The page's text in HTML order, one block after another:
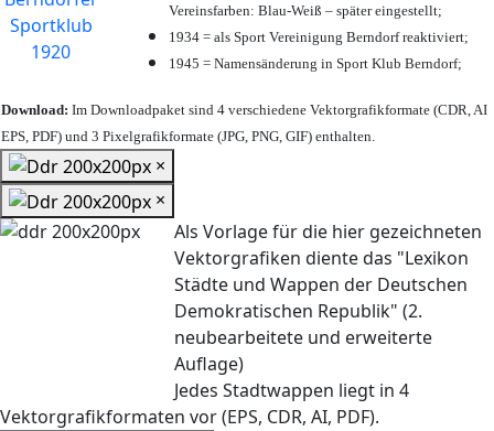
Vereinsfarben: Blau-Weiß – später eingestellt;
1934 = als Sport Vereinigung Berndorf reaktiviert;
1945 = Namensänderung in Sport Klub Berndorf;
Download: Im Downloadpaket sind 4 verschiedene Vektorgrafikformate (CDR, AI
EPS, PDF) und 3 Pixelgrafikformate (JPG, PNG, GIF) enthalten.
×
×
Als Vorlage für die hier gezeichneten
Vektorgrafiken diente das "Lexikon
Städte und Wappen der Deutschen
Demokratischen Republik" (2.
neubearbeitete und erweiterte
Auflage)
Jedes Stadtwappen liegt in 4
Vektorgrafikformaten vor (EPS, CDR, AI, PDF).